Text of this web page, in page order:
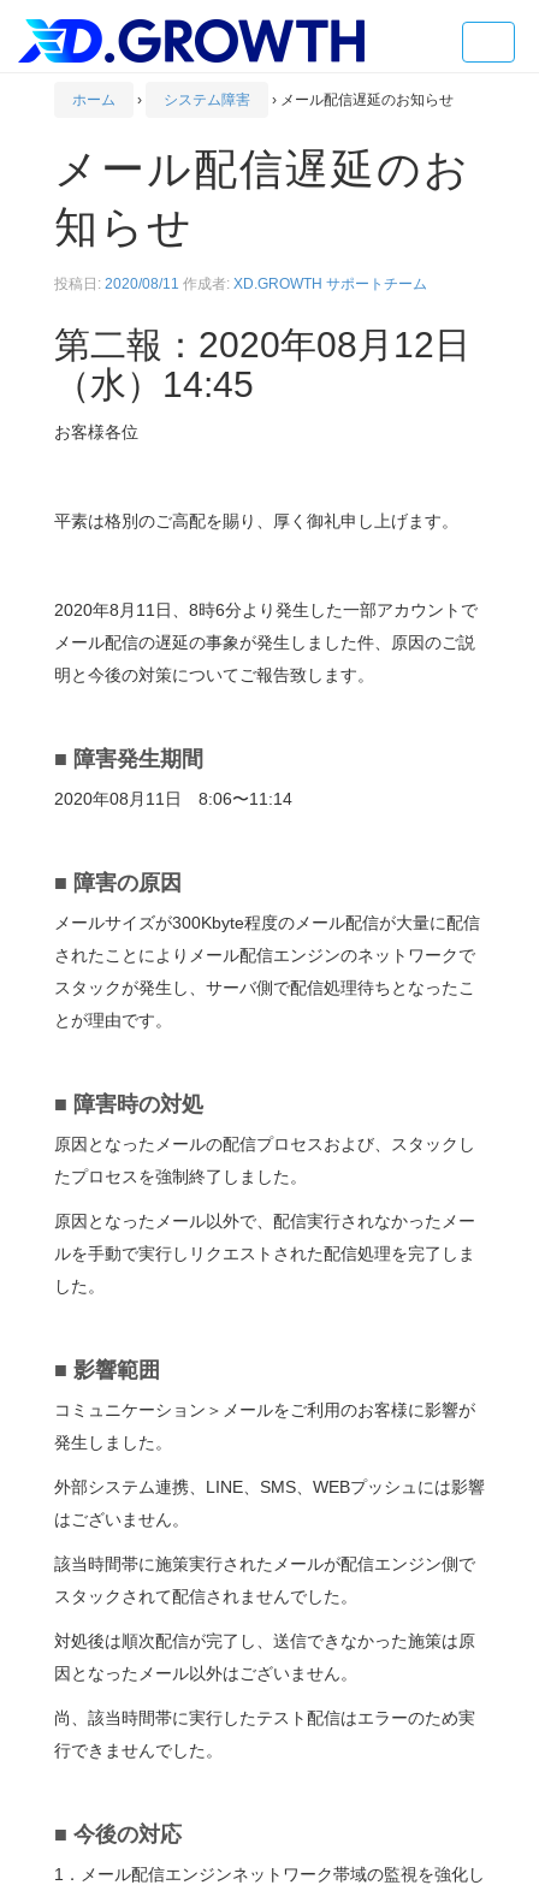
ホーム › システム障害 › メール配信遅延のお知らせ
メール配信遅延のお
知らせ
投稿日: 2020/08/11 作成者: XD.GROWTH サポートチーム
第二報：2020年08月12日
（水）14:45
お客様各位
平素は格別のご高配を賜り、厚く御礼申し上げます。
2020年8月11日、8時6分より発生した一部アカウントで
メール配信の遅延の事象が発生しました件、原因のご説
明と今後の対策についてご報告致します。
■ 障害発生期間
2020年08月11日 8:06〜11:14
■ 障害の原因
メールサイズが300Kbyte程度のメール配信が大量に配信
されたことによりメール配信エンジンのネットワークで
スタックが発生し、サーバ側で配信処理待ちとなったこ
とが理由です。
■ 障害時の対処
原因となったメールの配信プロセスおよび、スタックし
たプロセスを強制終了しました。
原因となったメール以外で、配信実行されなかったメー
ルを手動で実行しリクエストされた配信処理を完了しま
した。
■ 影響範囲
コミュニケーション＞メールをご利用のお客様に影響が
発生しました。
外部システム連携、LINE、SMS、WEBプッシュには影響
はございません。
該当時間帯に施策実行されたメールが配信エンジン側で
スタックされて配信されませんでした。
対処後は順次配信が完了し、送信できなかった施策は原
因となったメール以外はございません。
尚、該当時間帯に実行したテスト配信はエラーのため実
行できませんでした。
■ 今後の対応
1．メール配信エンジンネットワーク帯域の監視を強化し